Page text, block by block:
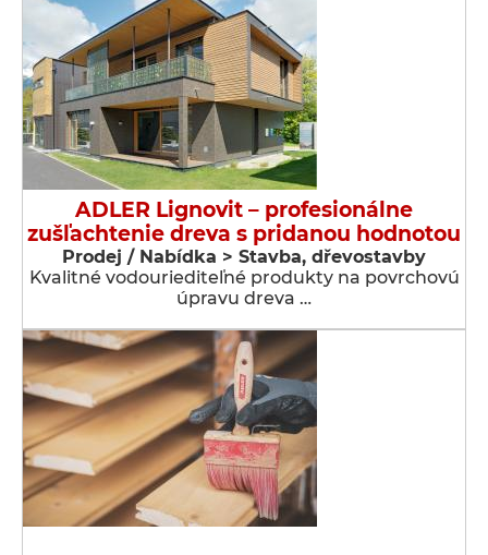
ADLER Lignovit – profesionálne
zušľachtenie dreva s pridanou hodnotou
Prodej / Nabídka > Stavba, dřevostavby
Kvalitné vodouriediteľné produkty na povrchovú
úpravu dreva …